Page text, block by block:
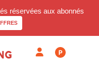
réservées aux abonnés
P